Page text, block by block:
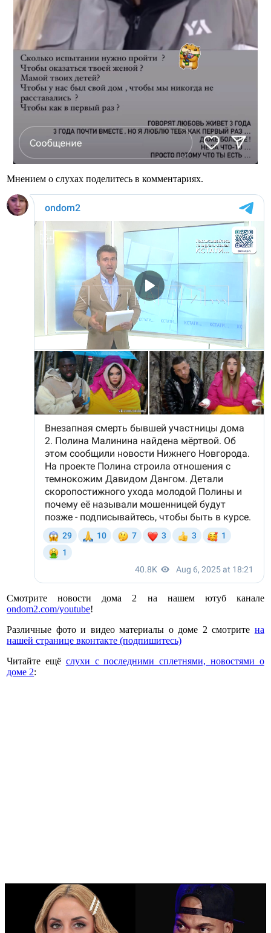
Мнением о слухах поделитесь в комментариях.
Смотрите новости дома 2 на нашем ютуб канале
ondom2.com/youtube!
Различные фото и видео материалы о доме 2 смотрите на
нашей странице вконтакте (подпишитесь)
Читайте ещё слухи с последними сплетнями, новостями о
доме 2: